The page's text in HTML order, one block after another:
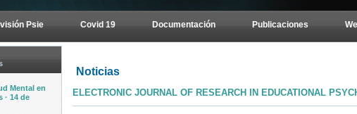
Psie Covid 19 Documentación Publicaciones
Mental en
· 14 de
Noticias
ELECTRONIC JOURNAL OF RESEARCH IN EDUCATIONAL